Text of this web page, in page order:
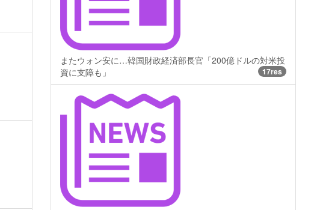
またウォン安に…韓国財政経済部長官「200億ドルの対米投
資に支障も」
17res